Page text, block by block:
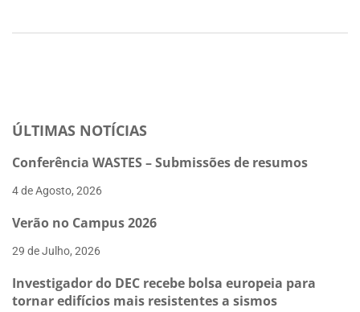
ÚLTIMAS NOTÍCIAS
Conferência WASTES – Submissões de resumos
4 de Agosto, 2026
Verão no Campus 2026
29 de Julho, 2026
Investigador do DEC recebe bolsa europeia para
tornar edifícios mais resistentes a sismos